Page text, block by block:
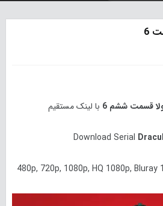
6
قسمت ششم 6 با لینک مستقیم
Download Serial